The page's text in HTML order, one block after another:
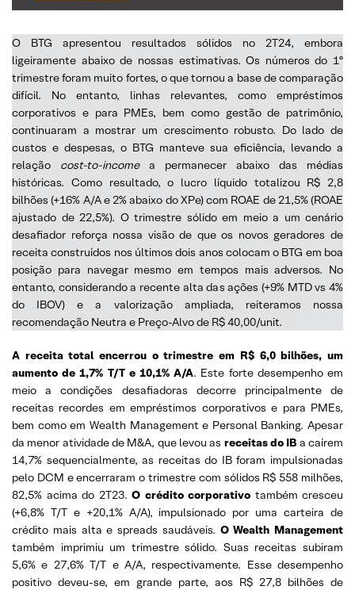
O BTG apresentou resultados sólidos no 2T24, embora
ligeiramente abaixo de nossas estimativas. Os números do 1º
trimestre foram muito fortes, o que tornou a base de comparação
difícil. No entanto, linhas relevantes, como empréstimos
corporativos e para PMEs, bem como gestão de patrimônio,
continuaram a mostrar um crescimento robusto. Do lado de
custos e despesas, o BTG manteve sua eficiência, levando a
relação cost-to-incomea permanecer abaixo das médias
históricas. Como resultado, o lucro líquido totalizou R$ 2,8
bilhões (+16% A/A e 2% abaixo do XPe) com ROAE de 21,5% (ROAE
ajustado de 22,5%). O trimestre sólido em meio a um cenário
desafiador reforça nossa visão de que os novos geradores de
receita construídos nos últimos dois anos colocam o BTG em boa
posição para navegar mesmo em tempos mais adversos. No
entanto, considerando a recente alta das ações (+9% MTD vs 4%
do IBOV) e a valorização ampliada, reiteramos nossa
recomendação Neutra e Preço-Alvo de R$ 40,00/unit.
A receita total encerrou o trimestre em R$ 6,0 bilhões, um
aumento de 1,7% T/T e 10,1% A/A. Este forte desempenho em
meio a condições desafiadoras decorre principalmente de
receitas recordes em empréstimos corporativos e para PMEs,
bem como em Wealth Management e Personal Banking. Apesar
da menor atividade de M&A, que levou as receitas do IB a caírem
14,7% sequencialmente, as receitas do IB foram impulsionadas
pelo DCM e encerraram o trimestre com sólidos R$ 558 milhões,
82,5% acima do 2T23. O crédito corporativo também cresceu
(+6,8% T/T e +20,1% A/A), impulsionado por uma carteira de
crédito mais alta e spreads saudáveis. O Wealth Management
também imprimiu um trimestre sólido. Suas receitas subiram
5,6% e 27,6% T/T e A/A, respectivamente. Esse desempenho
positivo deveu-se, em grande parte, aos R$ 27,8 bilhões de